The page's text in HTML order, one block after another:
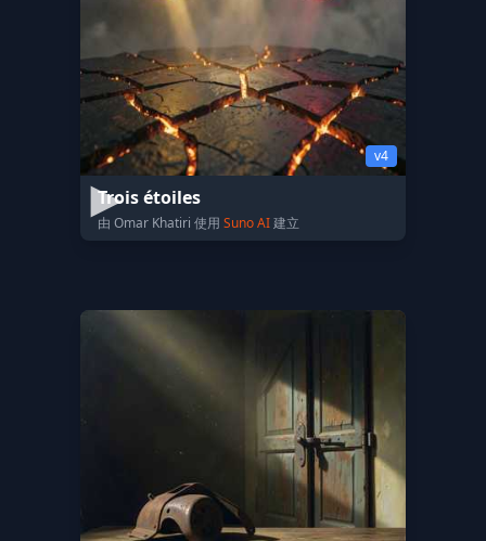
v4
Trois étoiles
由 Omar Khatiri 使用 Suno AI建立